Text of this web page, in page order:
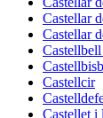
Castellar
Castellar
Castellcir
Castellet i